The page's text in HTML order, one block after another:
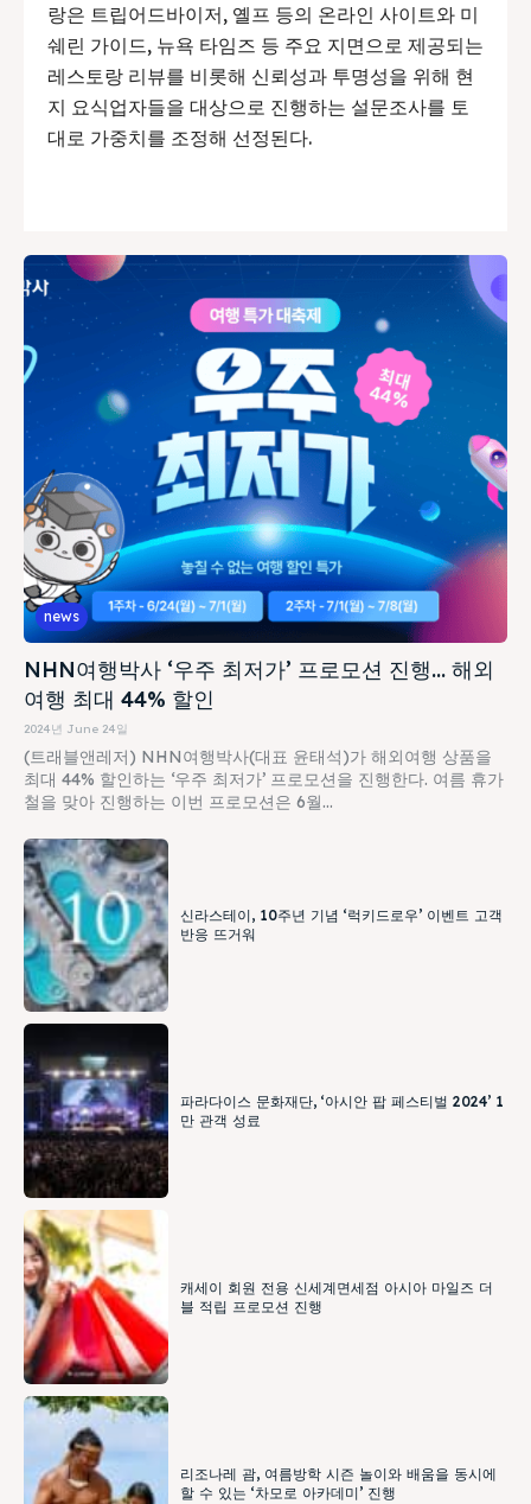
랑은 트립어드바이저, 옐프 등의 온라인 사이트와 미
쉐린 가이드, 뉴욕 타임즈 등 주요 지면으로 제공되는
레스토랑 리뷰를 비롯해 신뢰성과 투명성을 위해 현
지 요식업자들을 대상으로 진행하는 설문조사를 토
대로 가중치를 조정해 선정된다.
news
NHN여행박사 ‘우주 최저가’ 프로모션 진행… 해외
여행 최대 44% 할인
2024년 June 24일
(트래블앤레저) NHN여행박사(대표 윤태석)가 해외여행 상품을
최대 44% 할인하는 ‘우주 최저가’ 프로모션을 진행한다. 여름 휴가
철을 맞아 진행하는 이번 프로모션은 6월...
신라스테이, 10주년 기념 ‘럭키드로우’ 이벤트 고객
반응 뜨거워
파라다이스 문화재단, ‘아시안 팝 페스티벌 2024’ 1
만 관객 성료
캐세이 회원 전용 신세계면세점 아시아 마일즈 더
블 적립 프로모션 진행
리조나레 괌, 여름방학 시즌 놀이와 배움을 동시에
할 수 있는 ‘차모로 아카데미’ 진행